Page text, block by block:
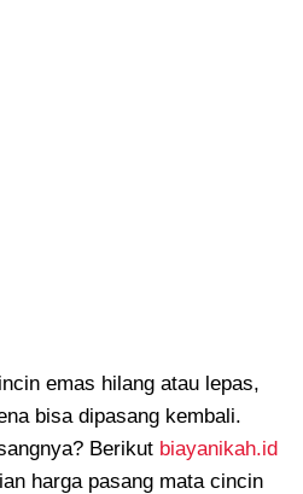
emas hilang atau lepas,
bisa dipasang kembali.
Berikut biayanikah.id
harga pasang mata cincin